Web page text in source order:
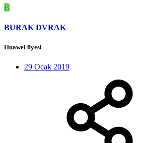
B
BURAK DVRAK
Huawei üyesi
29 Ocak 2019